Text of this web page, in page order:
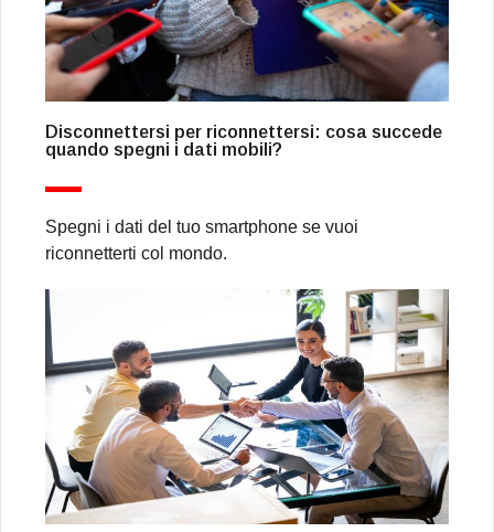
Disconnettersi per riconnettersi: cosa succede
quando spegni i dati mobili?
Spegni i dati del tuo smartphone se vuoi
riconnetterti col mondo.